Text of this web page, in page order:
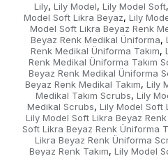
Lily, Lily Model, Lily Model Soft,
Model Soft Likra Beyaz, Lily
Model Soft Likra Beyaz Renk
Beyaz Renk Medikal Üniforma,
Renk Medikal Üniforma Takım,
Renk Medikal Üniforma Takım
Beyaz Renk Medikal Üniforma
Beyaz Renk Medikal Takım, Lily
Medikal Takım Scrubs, Lily
Medikal Scrubs, Lily Model Soft
Lily Model Soft Likra Beyaz Renk
Soft Likra Beyaz Renk Üniforma
Likra Beyaz Renk Üniforma
Beyaz Renk Takım, Lily Model